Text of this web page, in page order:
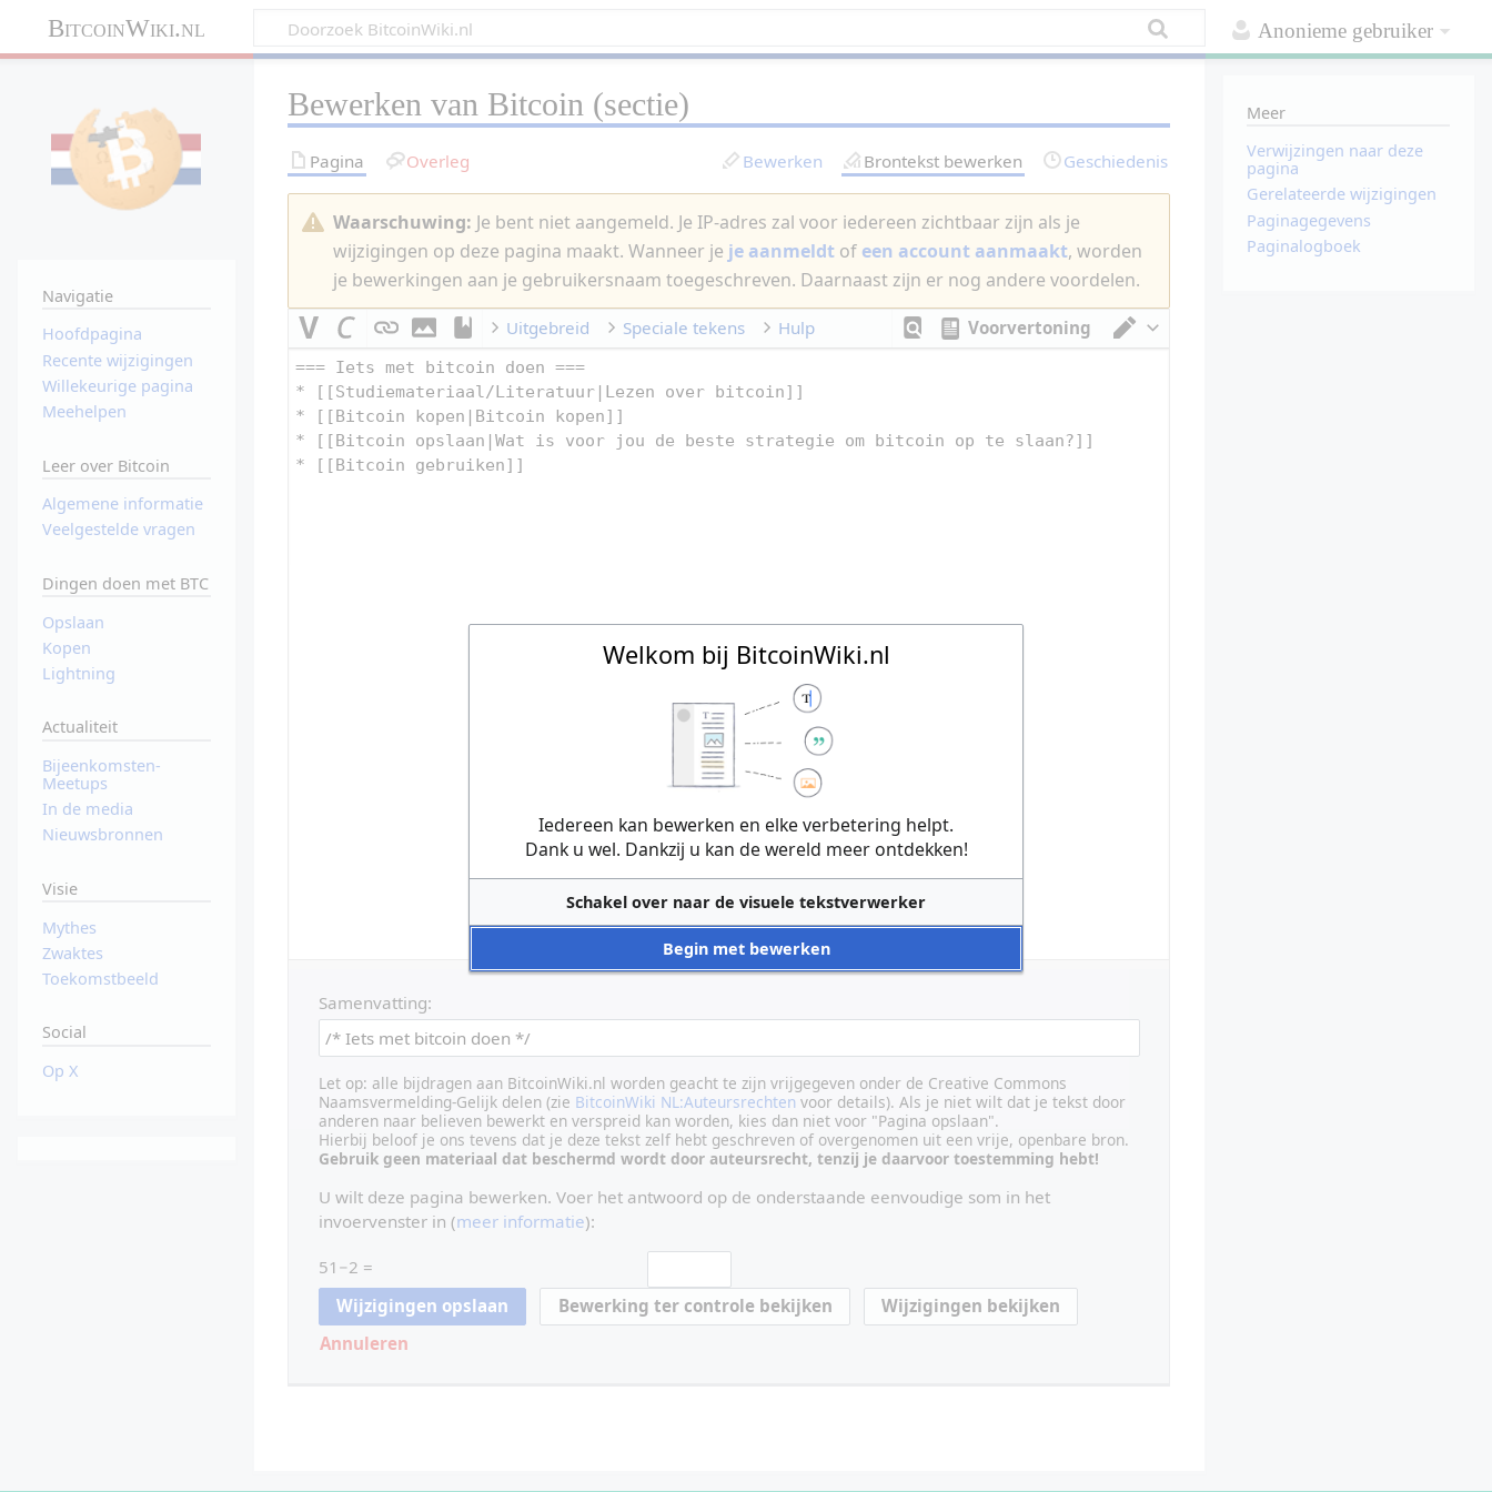
Anonieme gebruiker
BitcoinWiki.nl
Bewerken van Bitcoin (sectie)
Pagina Overleg Bewerken Brontekst bewerken Geschiedenis
Waarschuwing: Je bent niet aangemeld. Je IP-adres zal voor iedereen zichtbaar zijn als je
wijzigingen op deze pagina maakt. Wanneer je je aanmeldt of een account aanmaakt, worden
je bewerkingen aan je gebruikersnaam toegeschreven. Daarnaast zijn er nog andere voordelen.
Voorvertoning
Van tekstverwerker omschakelen
Uitgebreid Speciale tekens Hulp
Samenvatting:
Let op: alle bijdragen aan BitcoinWiki.nl worden geacht te zijn vrijgegeven onder de Creative Commons
Naamsvermelding-Gelijk delen (zie BitcoinWiki NL:Auteursrechten voor details). Als je niet wilt dat je tekst door
anderen naar believen bewerkt en verspreid kan worden, kies dan niet voor "Pagina opslaan".
Hierbij beloof je ons tevens dat je deze tekst zelf hebt geschreven of overgenomen uit een vrije, openbare bron.
Gebruik geen materiaal dat beschermd wordt door auteursrecht, tenzij je daarvoor toestemming hebt!
U wilt deze pagina bewerken. Voer het antwoord op de onderstaande eenvoudige som in het
invoervenster in (meer informatie):
51−2 =
Annuleren
Navigatie
Hoofdpagina
Recente wijzigingen
Willekeurige pagina
Meehelpen
Leer over Bitcoin
Algemene informatie
Veelgestelde vragen
Dingen doen met BTC
Opslaan
Kopen
Lightning
Actualiteit
Bijeenkomsten-
Meetups
In de media
Nieuwsbronnen
Visie
Mythes
Zwaktes
Toekomstbeeld
Social
Op X
Meer
Verwijzingen naar deze
pagina
Gerelateerde wijzigingen
Paginagegevens
Paginalogboek
Welkom bij BitcoinWiki.nl
Iedereen kan bewerken en elke verbetering helpt.
Dank u wel. Dankzij u kan de wereld meer ontdekken!
Schakel over naar de visuele tekstverwerker
Begin met bewerken